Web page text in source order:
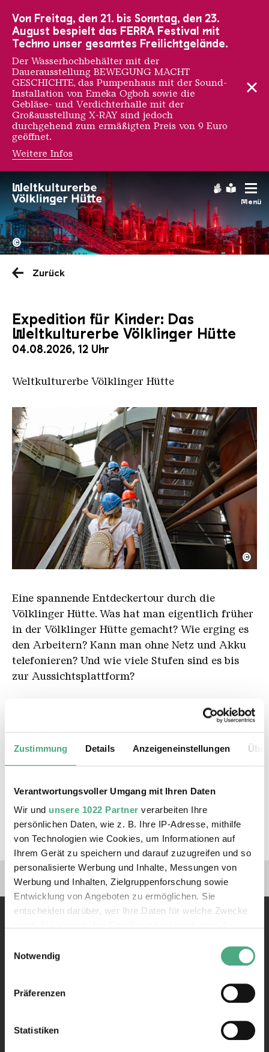
Zustimmung Details Anzeigeneinstellungen
Verantwortungsvoller Umgang mit Ihren Daten
Wir und unsere 1022 Partner verarbeiten Ihre
persönlichen Daten, wie z. B. Ihre IP-Adresse, mithilfe
von Technologien wie Cookies, um Informationen auf
Ihrem Gerät zu speichern und darauf zuzugreifen und so
personalisierte Werbung und Inhalte, Messungen von
Werbung und Inhalten, Zielgruppenforschung sowie
Entwicklung von Angeboten zu ermöglichen. Sie
entscheiden darüber, wer Ihre Daten für welche Zwecke
Trigger Symbol ändern oder widerrufen
Informationen über Ihre geografische Lage erfassen,
Ihr Gerät durch aktives Scannen nach bestimmten
Notwendig
Präferenzen
Statistiken
Menü
Hochofengruppe in Rot
Copyright:
©
Zurück
Expedition für Kinder: Das
Weltkulturerbe Völklinger Hütte
04.08.2026, 12 Uhr
Weltkulturerbe Völklinger Hütte
Kinderfuehung treppe
Copyright: Karl Heinrich Veith | Weltkulturerbe
©
Eine spannende Entdeckertour durch die
Völklinger Hütte. Was hat man eigentlich früher
in der Völklinger Hütte gemacht? Wie erging es
den Arbeitern? Kann man ohne Netz und Akku
telefonieren? Und wie viele Stufen sind es bis
zur Aussichtsplattform?
Die öffentliche Führung ist für Kinder
kostenfrei. Es gelten die ausgewiesenen
Hinweis: Die Teilnehmerzahl ist begrenzt
ZUM TICKETSHOP
Verlinkungen zu unseren
Rathausstraße 75 – 79
Von Freitag, den 21. bis Sonntag, den 23.
August bespielt das FERRA Festival mit
Techno unser gesamtes Freilichtgelände.
Der Wasserhochbehälter mit der
Dauerausstellung BEWEGUNG MACHT
GESCHICHTE, das Pumpenhaus mit der Sound-
Installation von Emeka Ogboh sowie die
Gebläse- und Verdichterhalle mit der
Großausstellung X-RAY sind jedoch
durchgehend zum ermäßigten Preis von 9 Euro
geöffnet.
Weitere Infos